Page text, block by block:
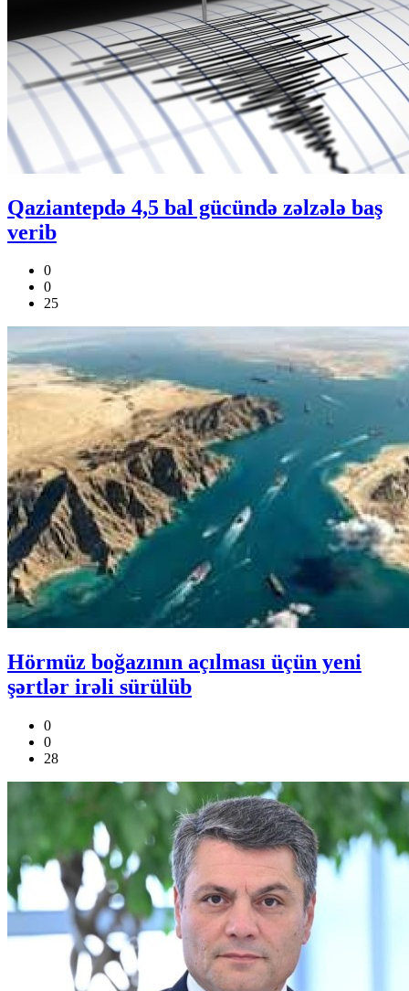
Qaziantepdə 4,5 bal gücündə zəlzələ baş
verib
0
0
25
Hörmüz boğazının açılması üçün yeni
şərtlər irəli sürülüb
0
0
28